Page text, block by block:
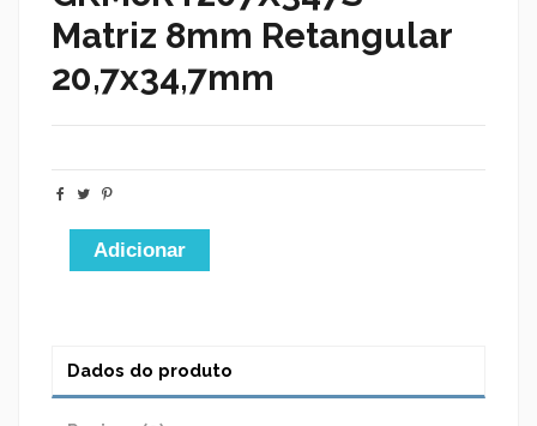
Matriz 8mm Retangular
20,7x34,7mm
Adicionar
Dados do produto